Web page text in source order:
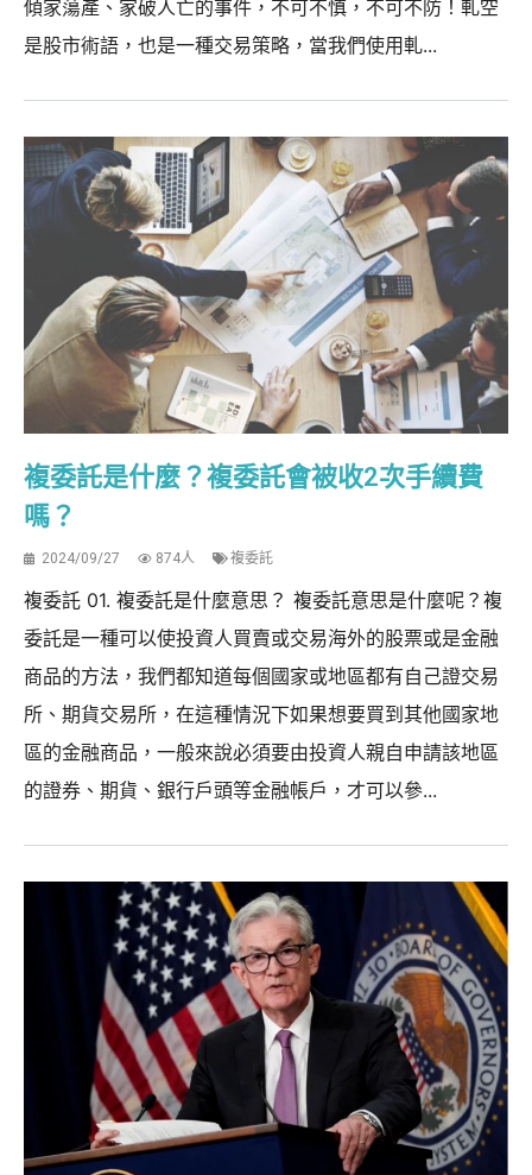
傾家蕩產、家破人亡的事件，不可不慎，不可不防！軋空
是股市術語，也是一種交易策略，當我們使用軋...
複委託是什麼？複委託會被收2次手續費
嗎？
2024/09/27 874人 複委託
複委託 01. 複委託是什麼意思？ 複委託意思是什麼呢？複
委託是一種可以使投資人買賣或交易海外的股票或是金融
商品的方法，我們都知道每個國家或地區都有自己證交易
所、期貨交易所，在這種情況下如果想要買到其他國家地
區的金融商品，一般來說必須要由投資人親自申請該地區
的證券、期貨、銀行戶頭等金融帳戶，才可以參...